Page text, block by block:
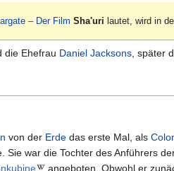
– Der Film Sha'uri lautet, wird in
die Ehefrau Daniel Jacksons, später
von der Erde das erste Mal, als
Sie war die Tochter des Anführers
angeboten. Obwohl er